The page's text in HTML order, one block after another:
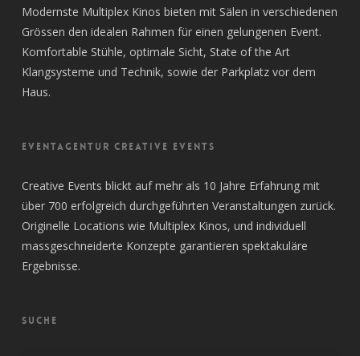
Modernste Multiplex Kinos bieten mit Sälen in verschiedenen
Grössen den idealen Rahmen für einen gelungenen Event.
Komfortable Stühle, optimale Sicht, State of the Art
Klangsysteme und Technik, sowie der Parkplatz vor dem
Haus.
EVENTAGENTUR CREATIVE EVENTS
Creative Events blickt auf mehr als 10 Jahre Erfahrung mit
über 700 erfolgreich durchgeführten Veranstaltungen zurück.
Originelle Locations wie Multiplex Kinos, und individuell
massgeschneiderte Konzepte garantieren spektakuläre
Ergebnisse.
SUCHE